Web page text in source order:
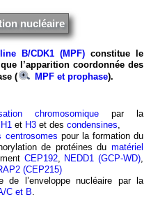
nucléaire
B/CDK1 (MPF)constitue le
l’apparition coordonnée des
(
MPF et prophase).
chromosomiquepar la
et H3 et des condensines,
centrosomes pour la formation du
de protéines du matériel
CEP192, NEDD1 (GCP-WD),
(CEP215)
de l’enveloppe nucléaire par la
C et B.